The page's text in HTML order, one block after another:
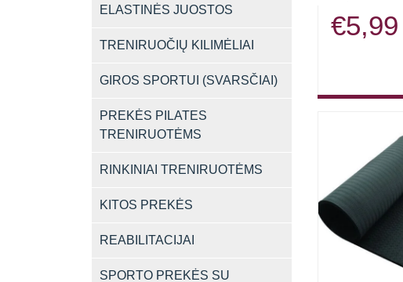
ELASTINĖS JUOSTOS
TRENIRUOČIŲ KILIMĖLIAI
GIROS SPORTUI (SVARSČIAI)
PREKĖS PILATES
TRENIRUOTĖMS
RINKINIAI TRENIRUOTĖMS
KITOS PREKĖS
REABILITACIJAI
SPORTO PREKĖS SU
€5,99